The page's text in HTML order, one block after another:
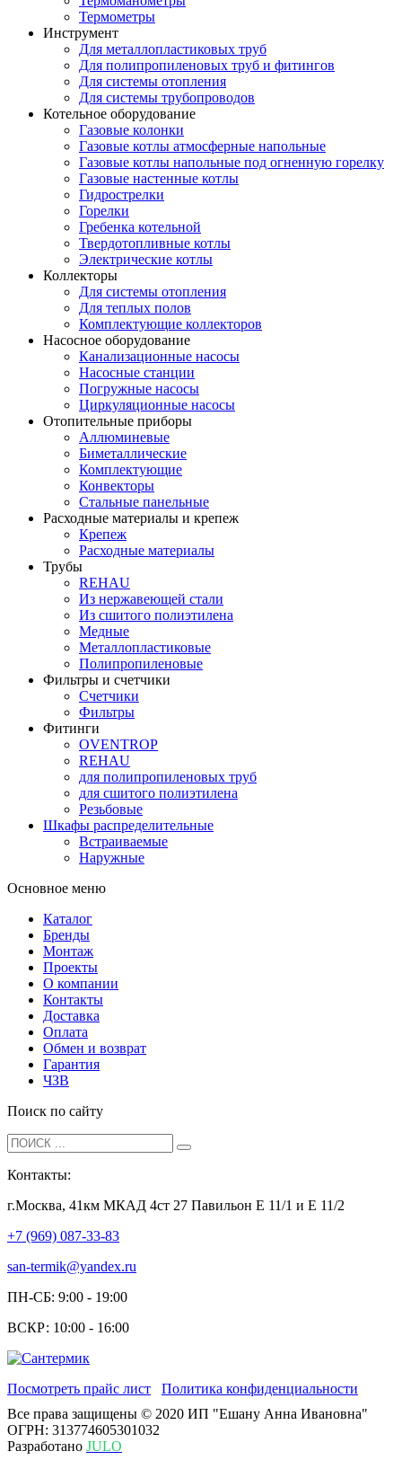
Термометры
Инструмент
Для металлопластиковых труб
Для полипропиленовых труб и фитингов
Для системы отопления
Для системы трубопроводов
Котельное оборудование
Газовые колонки
Газовые котлы атмосферные напольные
Газовые котлы напольные под огненную горелку
Газовые настенные котлы
Гидрострелки
Горелки
Гребенка котельной
Твердотопливные котлы
Электрические котлы
Коллекторы
Для системы отопления
Для теплых полов
Комплектующие коллекторов
Насосное оборудование
Канализационные насосы
Насосные станции
Погружные насосы
Циркуляционные насосы
Отопительные приборы
Аллюминевые
Биметаллические
Комплектующие
Конвекторы
Стальные панельные
Расходные материалы и крепеж
Крепеж
Расходные материалы
Трубы
REHAU
Из нержавеющей стали
Из сшитого полиэтилена
Медные
Металлопластиковые
Полипропиленовые
Фильтры и счетчики
Счетчики
Фильтры
Фитинги
OVENTROP
REHAU
для полипропиленовых труб
для сшитого полиэтилена
Резьбовые
Шкафы распределительные
Встраиваемые
Наружные
Основное меню
Каталог
Бренды
Монтаж
Проекты
О компании
Контакты
Доставка
Оплата
Обмен и возврат
Гарантия
ЧЗВ
Поиск по сайту
Контакты:
г.Москва, 41км МКАД 4ст 27 Павильон Е 11/1 и Е 11/2
+7 (969) 087-33-83
san-termik@yandex.ru
ПН-СБ: 9:00 - 19:00
ВСКР: 10:00 - 16:00
Посмотреть прайс лист
Политика конфиденциальности
Все права защищены © 2020 ИП "Ешану Анна Ивановна"
ОГРН: 313774605301032
Разработано JULO